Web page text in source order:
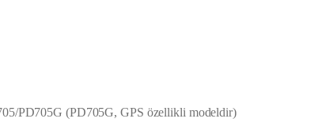
PD705G (PD705G, GPS özellikli modeldir)